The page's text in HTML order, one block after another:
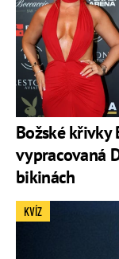
Božské křivky
vypracovaná
bikinách
KVÍZ